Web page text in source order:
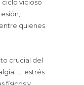
ciclo vicioso
quienes
crucial del
El estrés